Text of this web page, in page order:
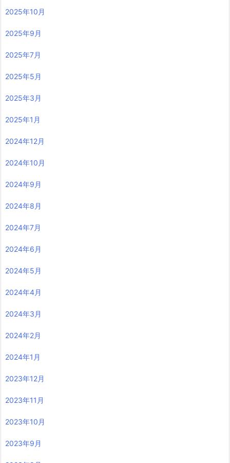
2025年10月
2025年9月
2025年7月
2025年5月
2025年3月
2025年1月
2024年12月
2024年10月
2024年9月
2024年8月
2024年7月
2024年6月
2024年5月
2024年4月
2024年3月
2024年2月
2024年1月
2023年12月
2023年11月
2023年10月
2023年9月